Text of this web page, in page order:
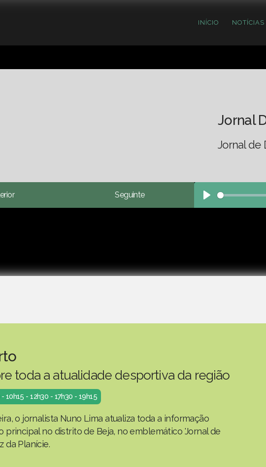
INÍCIO NOTÍCIAS
Jornal
Jornal de
Seguinte
Play
toda a atualidade desportiva da região
- 12h30 - 17h30 - 19h15
o jornalista Nuno Lima atualiza toda a informação
principal no distrito de Beja, no emblemático 'Jornal de
da Planície.